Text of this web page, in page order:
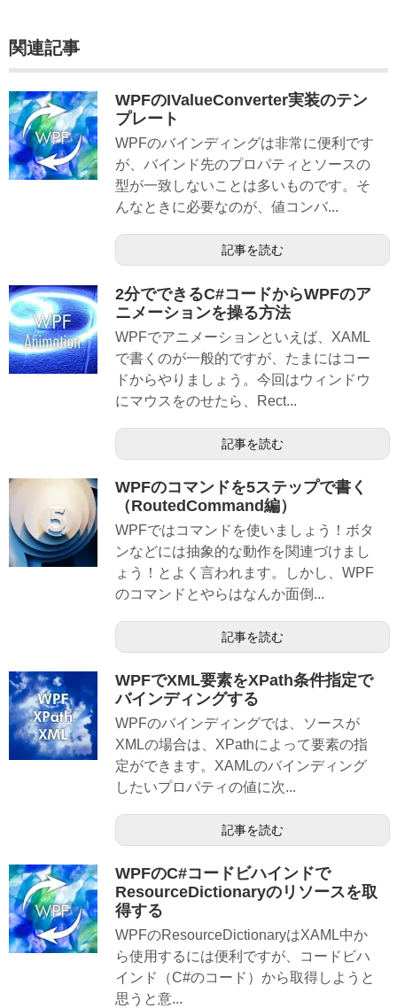
関連記事
WPFのIValueConverter実装のテン
プレート
WPFのバインディングは非常に便利です
が、バインド先のプロパティとソースの
型が一致しないことは多いものです。そ
んなときに必要なのが、値コンバ...
記事を読む
2分でできるC#コードからWPFのア
ニメーションを操る方法
WPFでアニメーションといえば、XAML
で書くのが一般的ですが、たまにはコー
ドからやりましょう。今回はウィンドウ
にマウスをのせたら、Rect...
記事を読む
WPFのコマンドを5ステップで書く
（RoutedCommand編）
WPFではコマンドを使いましょう！ボタ
ンなどには抽象的な動作を関連づけまし
ょう！とよく言われます。しかし、WPF
のコマンドとやらはなんか面倒...
記事を読む
WPFでXML要素をXPath条件指定で
バインディングする
WPFのバインディングでは、ソースが
XMLの場合は、XPathによって要素の指
定ができます。XAMLのバインディング
したいプロパティの値に次...
記事を読む
WPFのC#コードビハインドで
ResourceDictionaryのリソースを取
得する
WPFのResourceDictionaryはXAML中か
ら使用するには便利ですが、コードビハ
インド（C#のコード）から取得しようと
思うと意...